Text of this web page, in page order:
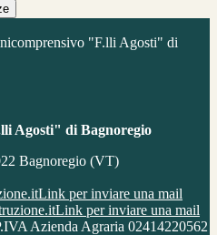
"F.lli Agosti" di
Agosti" di Bagnoregio
Bagnoregio (VT)
Link per inviare una mail
Link per inviare una mail
Azienda Agraria 02414220562